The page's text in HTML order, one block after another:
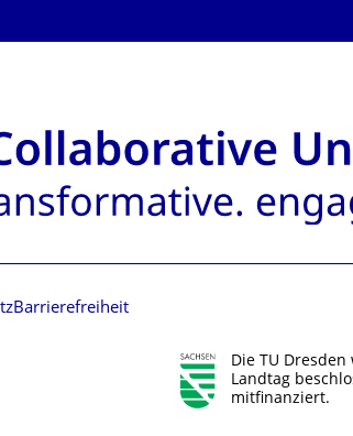
Barrierefreiheit
Die TU
Landtag
mitfinanziert.